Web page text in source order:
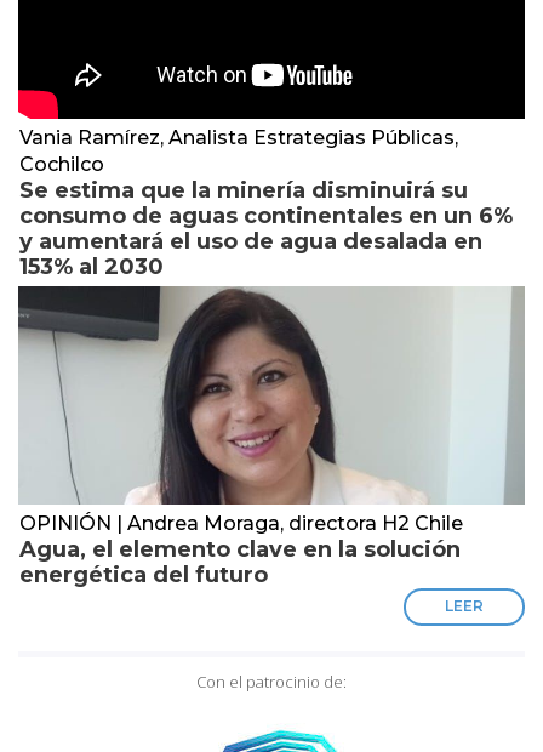
Vania Ramírez, Analista Estrategias Públicas,
Cochilco
Se estima que la minería disminuirá su
consumo de aguas continentales en un 6%
y aumentará el uso de agua desalada en
153% al 2030
OPINIÓN | Andrea Moraga, directora H2 Chile
Agua, el elemento clave en la solución
energética del futuro
LEER
Con el patrocinio de: